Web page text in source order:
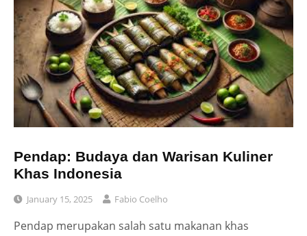
Pendap: Budaya dan Warisan Kuliner
Khas Indonesia
January 15, 2025 Fabio Coelho
Pendap merupakan salah satu makanan khas